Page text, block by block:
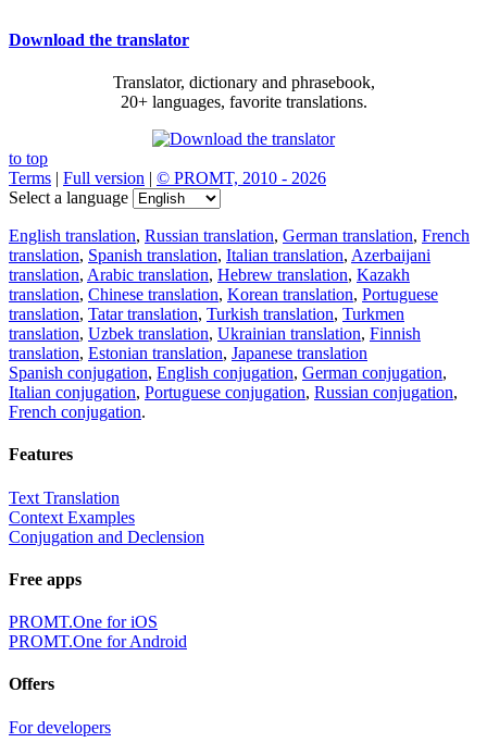
Download the translator
Translator, dictionary and phrasebook,
20+ languages, favorite translations.
to top
Terms | Full version | © PROMT, 2010 - 2026
Select a language
English translation, Russian translation, German translation, French
translation, Spanish translation, Italian translation, Azerbaijani
translation, Arabic translation, Hebrew translation, Kazakh
translation, Chinese translation, Korean translation, Portuguese
translation, Tatar translation, Turkish translation, Turkmen
translation, Uzbek translation, Ukrainian translation, Finnish
translation, Estonian translation, Japanese translation
Spanish conjugation, English conjugation, German conjugation,
Italian conjugation, Portuguese conjugation, Russian conjugation,
French conjugation.
Features
Text Translation
Context Examples
Conjugation and Declension
Free apps
PROMT.One for iOS
PROMT.One for Android
Offers
For developers